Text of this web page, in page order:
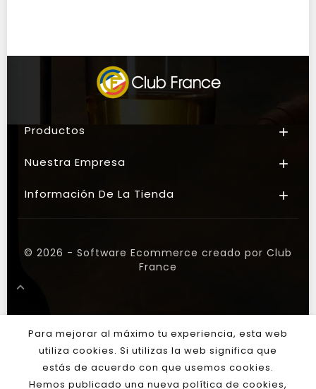
Productos 
Nuestra Empresa 
Información De La Tienda 
© 2026 - Software Ecommerce creado por Club
France

Para mejorar al máximo tu experiencia, esta web
utiliza cookies. Si utilizas la web significa que
estás de acuerdo con que usemos cookies.
Hemos publicado una nueva política de cookies,